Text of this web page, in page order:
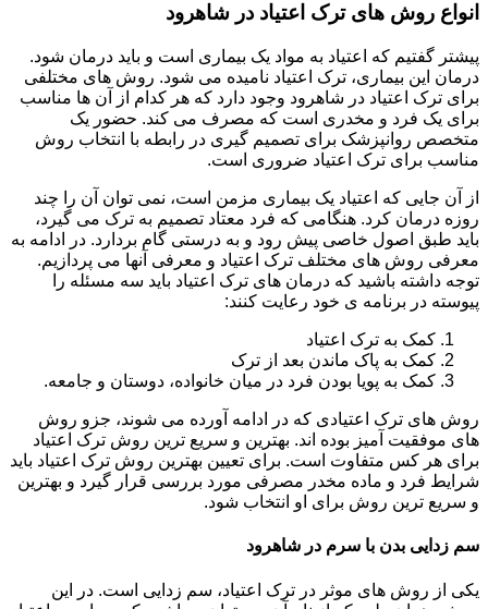
انواع روش های ترک اعتیاد در شاهرود
پیشتر گفتیم که اعتیاد به مواد یک بیماری است و باید درمان شود.
درمان این بیماری، ترک اعتیاد نامیده می شود. روش های مختلفی
برای ترک اعتیاد در شاهرود وجود دارد که هر کدام از آن ها مناسب
برای یک فرد و مخدری است که مصرف می کند. حضور یک
متخصص روانپزشک برای تصمیم گیری در رابطه با انتخاب روش
مناسب برای ترک اعتیاد ضروری است.
از آن جایی که اعتیاد یک بیماری مزمن است، نمی توان آن را چند
روزه درمان کرد. هنگامی که فرد معتاد تصمیم به ترک می گیرد،
باید طبق اصول خاصی پیش رود و به درستی گام بردارد. در ادامه به
معرفی روش های مختلف ترک اعتیاد و معرفی آنها می پردازیم.
توجه داشته باشید که درمان های ترک اعتیاد باید سه مسئله را
پیوسته در برنامه ی خود رعایت کنند:
کمک به ترک اعتیاد
کمک به پاک ماندن بعد از ترک
کمک به پویا بودن فرد در میان خانواده، دوستان و جامعه.
روش های ترک اعتیادی که در ادامه آورده می شوند، جزو روش
های موفقیت آمیز بوده اند. بهترین و سریع ترین روش ترک اعتیاد
برای هر کس متفاوت است. برای تعیین بهترین روش ترک اعتیاد باید
شرایط فرد و ماده مخدر مصرفی مورد بررسی قرار گیرد و بهترین
و سریع ترین روش برای او انتخاب شود.
سم زدایی بدن با سرم در شاهرود
یکی از روش های موثر در ترک اعتیاد، سم زدایی است. در این